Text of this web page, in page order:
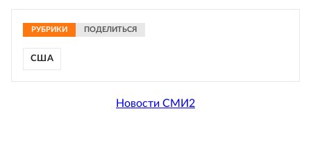
РУБРИКИ ПОДЕЛИТЬСЯ
США
Новости СМИ2